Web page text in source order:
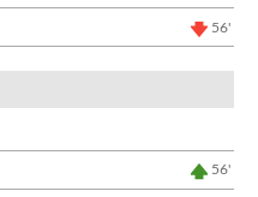
56'
56'